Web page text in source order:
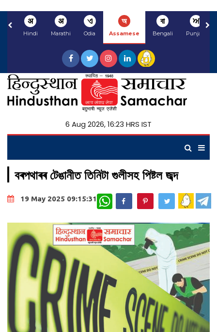
अ
Hindi
अ
Marathi
ଏ
Odia
অ
Assamese
বা
Bengali
ਅ
Punjabi
6 Aug 2026, 16:23 HRS IST
বৰপথাৰৰ টেঙানীত তিনিটা গুলীসহ পিষ্টল জব্দ
19 May 2025 09:15:31 WhatsApp